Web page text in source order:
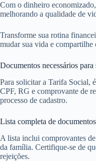
Com o dinheiro
melhorando a qualidade de
Transforme sua rotina
mudar sua vida e compartilhe
Documentos necessários
Para solicitar a Tarifa Social,
CPF, RG e comprovante de
processo de cadastro.
Lista completa de documentos
A lista inclui comprovantes
da família. Certifique-se de
rejeições.